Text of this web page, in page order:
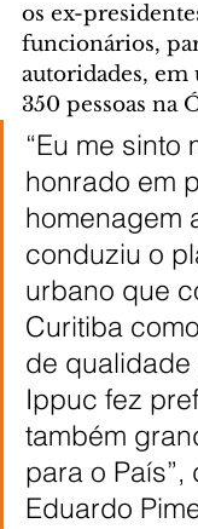
os ex-
funcionários,
autoridades,
350 pessoas na
“Eu me sinto
honrado em
homenagem
conduziu o
urbano que
Curitiba
de
Ippuc fez
também
para o País”,
Eduardo